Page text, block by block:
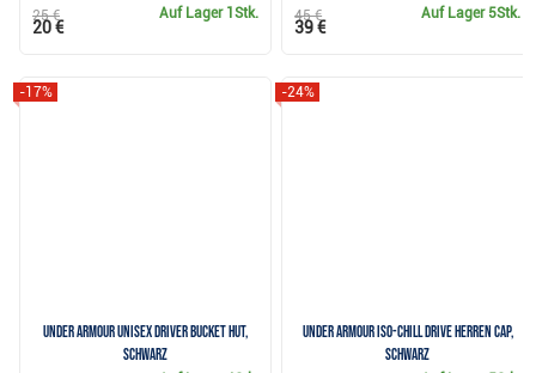
Auf Lager 1Stk.
25 €
20 €
Auf Lager 5Stk.
45 €
39 €
Under Armour Unisex Driver Bucket Hut,
schwarz
-17%
Under Armour Iso-Chill Drive Herren Cap,
schwarz
-24%